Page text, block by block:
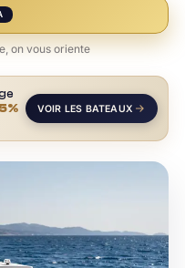
on vous oriente
VOIR LES BATEAUX